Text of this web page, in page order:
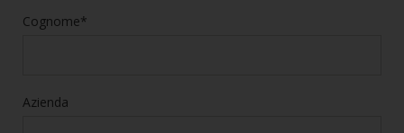
Cognome*
Azienda